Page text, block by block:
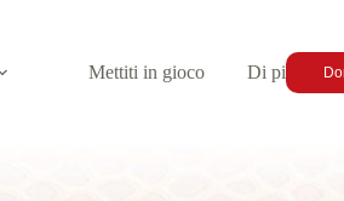
Mettiti in gioco Di più